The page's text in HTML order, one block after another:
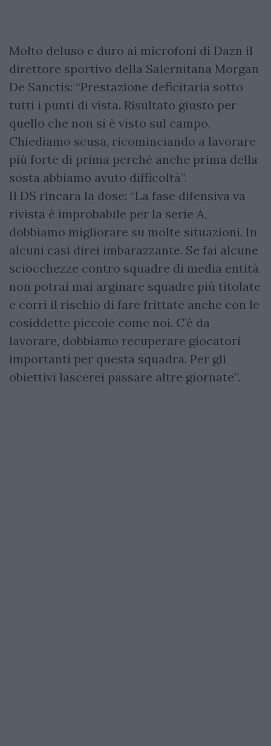
Molto deluso e duro ai microfoni di Dazn il
direttore sportivo della Salernitana Morgan
De Sanctis: “Prestazione deficitaria sotto
tutti i punti di vista. Risultato giusto per
quello che non si è visto sul campo.
Chiediamo scusa, ricominciando a lavorare
più forte di prima perché anche prima della
sosta abbiamo avuto difficoltà”.
Il DS rincara la dose: “La fase difensiva va
rivista è improbabile per la serie A,
dobbiamo migliorare su molte situazioni. In
alcuni casi direi imbarazzante. Se fai alcune
sciocchezze contro squadre di media entità
non potrai mai arginare squadre più titolate
e corri il rischio di fare frittate anche con le
cosiddette piccole come noi. C’è da
lavorare, dobbiamo recuperare giocatori
importanti per questa squadra. Per gli
obiettivi lascerei passare altre giornate”.